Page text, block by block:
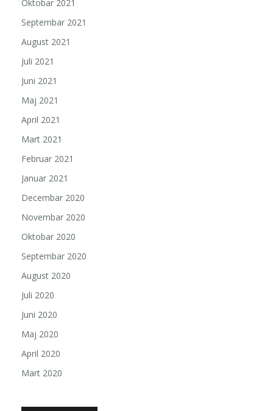
Oktobar 2021
Septembar 2021
August 2021
Juli 2021
Juni 2021
Maj 2021
April 2021
Mart 2021
Februar 2021
Januar 2021
Decembar 2020
Novembar 2020
Oktobar 2020
Septembar 2020
August 2020
Juli 2020
Juni 2020
Maj 2020
April 2020
Mart 2020